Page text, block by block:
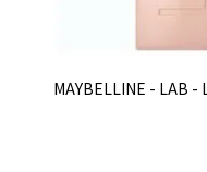
MAYBELLINE - LAB -